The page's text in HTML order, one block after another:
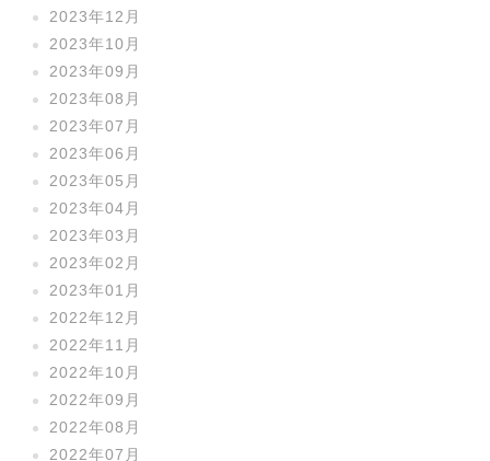
2023年12月
2023年10月
2023年09月
2023年08月
2023年07月
2023年06月
2023年05月
2023年04月
2023年03月
2023年02月
2023年01月
2022年12月
2022年11月
2022年10月
2022年09月
2022年08月
2022年07月